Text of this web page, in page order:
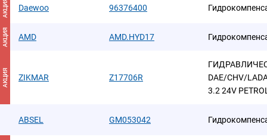
АКЦИЯ Daewoo 96376400
АКЦИЯ AMD AMD.HYD17
АКЦИЯ ZIKMAR Z17706R
DAE/CHV/
3.2 24V
ABSEL GM053042